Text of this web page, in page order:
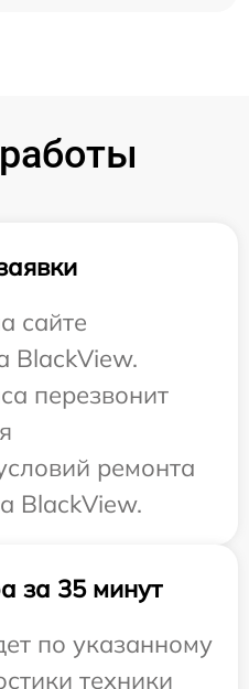
сайте
BlackView.
перезвонит
ремонта
BlackView.
за 35 минут
по указанному
техники